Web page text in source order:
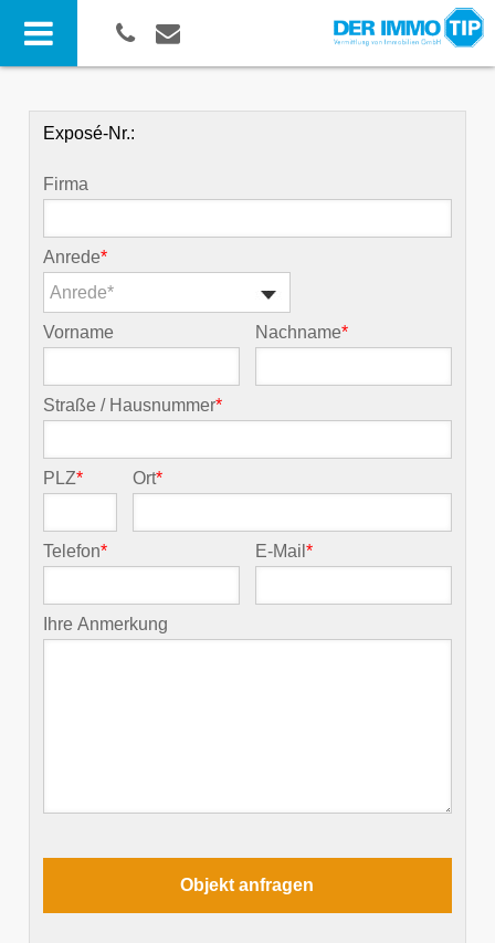
Exposé-Nr.:
Firma
Anrede*
Anrede*
Vorname Nachname*
Straße / Hausnummer*
PLZ* Ort*
Telefon* E-Mail*
Ihre Anmerkung